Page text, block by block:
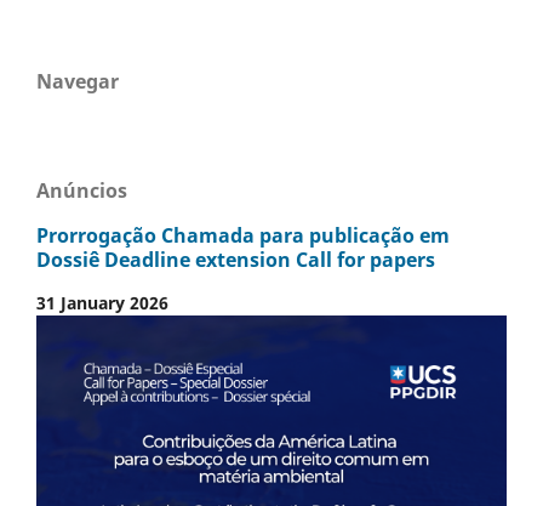
Navegar
Anúncios
Prorrogação Chamada para publicação em
Dossiê Deadline extension Call for papers
31 January 2026